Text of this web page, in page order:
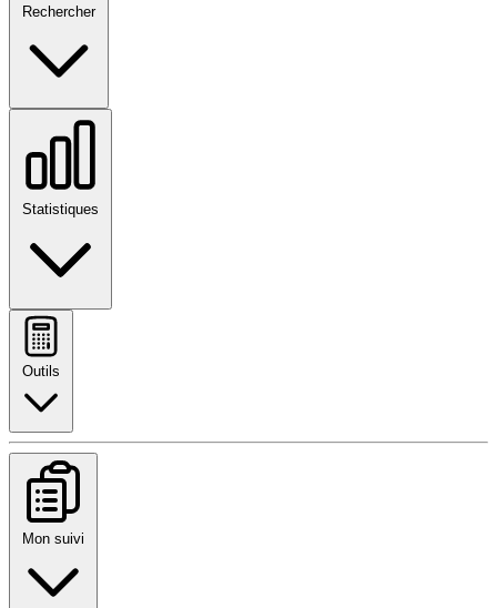
Rechercher
Statistiques
Outils
Mon suivi